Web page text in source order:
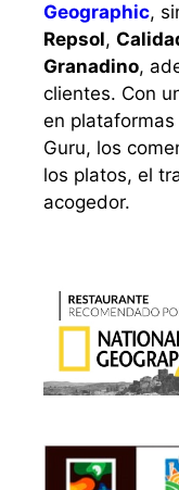
Geographic,
Repsol,
Granadino,
clientes. Con
en
Guru, los
los platos, el
acogedor.